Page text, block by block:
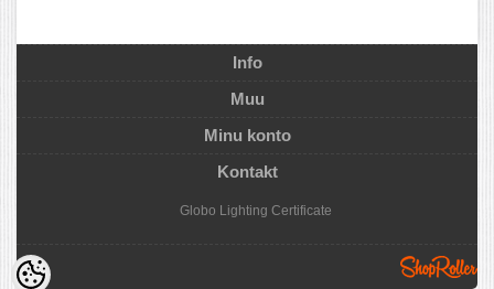
Info
Muu
Minu konto
Kontakt
Globo Lighting Certificate